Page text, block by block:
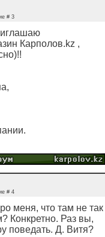
# 3
Карполов.kz ,
# 4
меня, что там не так
Конкретно. Раз вы,
поведать. Д. Витя?